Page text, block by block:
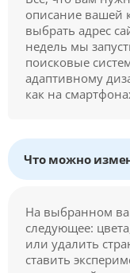
описание вашей
выбрать адрес
недель мы
поисковые
адаптивному
как на
Что можно
На выбранном
следующее:
или удалить
ставить